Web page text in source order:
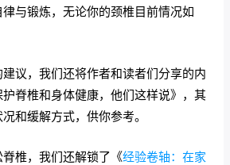
与锻炼，无论你的颈椎目前情况如
议，我们还将作者和读者们分享的内
脊椎和身体健康，他们这样说》，其
和缓解方式，供你参考。
椎，我们还解锁了《经验卷轴：在家